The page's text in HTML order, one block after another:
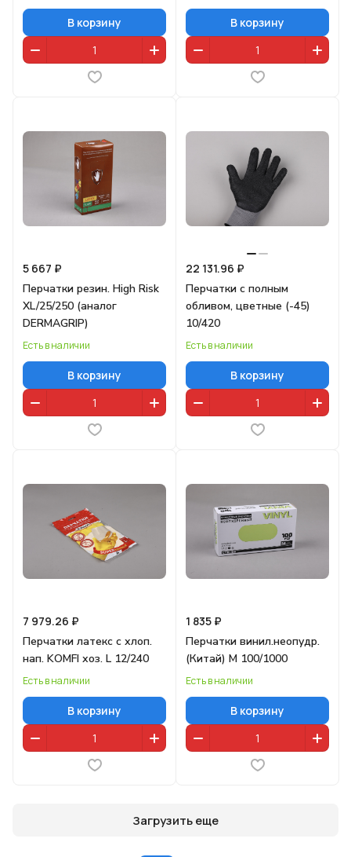
В корзину В корзину
5 667 ₽
Перчатки резин. High Risk
XL/25/250 (аналог
DERMAGRIP)
Есть в наличии
В корзину
22 131.96 ₽
Перчатки с полным
обливом, цветные (-45)
10/420
Есть в наличии
В корзину
7 979.26 ₽
Перчатки латекс с хлоп.
нап. KOMFI хоз. L 12/240
Есть в наличии
В корзину
1 835 ₽
Перчатки винил.неопудр.
(Китай) M 100/1000
Есть в наличии
В корзину
Загрузить еще